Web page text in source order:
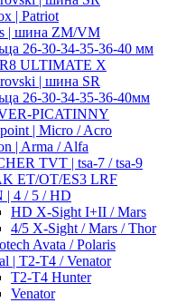
| Patriot
| шина ZM/VM
26-30-34-35-36-40 мм
ULTIMATE X
| шина SR
26-30-34-35-36-40мм
PICATINNY
| Micro / Acro
| Arma / Alfa
TVT | tsa-7 / tsa-9
ET/OT/ES3 LRF
| 4 / 5 / HD
HD X-Sight I+II / Mars
4/5 X-Sight / Mars / Thor
Avata / Polaris
| T2-T4 / Venator
T2-T4 Hunter
Venator